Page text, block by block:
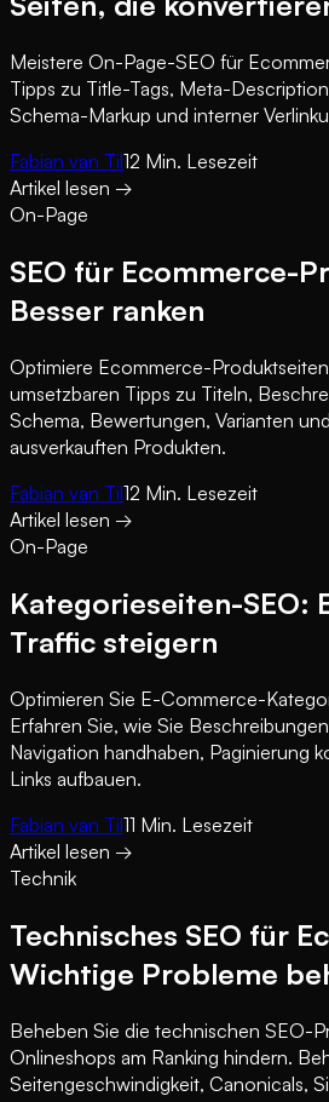
Meistere On-Page-SEO für
Tipps zu Title-Tags, Meta-
Schema-Markup und interner
Fabian van Til12 Min. Lesezeit
Artikel lesen →
On-Page
SEO für Ecommerce-
Besser ranken
Optimiere Ecommerce-
umsetzbaren Tipps zu Titeln,
Schema, Bewertungen, Varianten
ausverkauften Produkten.
Fabian van Til12 Min. Lesezeit
Artikel lesen →
On-Page
Kategorieseiten-SEO:
Traffic steigern
Optimieren Sie E-Commerce-
Erfahren Sie, wie Sie
Navigation handhaben, Paginierung
Links aufbauen.
Fabian van Til11 Min. Lesezeit
Artikel lesen →
Technik
Technisches SEO für
Wichtige Probleme
Beheben Sie die technischen SEO-
Onlineshops am Ranking hindern.
Seitengeschwindigkeit, Canonicals,